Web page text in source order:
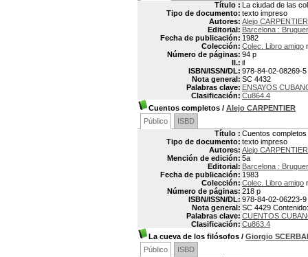
Título : La ciudad de las
Tipo de documento: texto impreso
Autores: Alejo
Editorial: Barcelona :
Fecha de publicación: 1982
Colección: Colec. Libro amigo
Número de páginas: 94 p
Il.: il
ISBN/ISSN/DL: 978-84-02-08269-5
Nota general: SC 4432
Palabras clave: ENSAYOS
Clasificación: Cu864.4
Cuentos completos / Alejo CARPENTIER
Público
ISBD
Título : Cuentos completos
Tipo de documento: texto impreso
Autores: Alejo
Mención de edición: 5a
Editorial: Barcelona :
Fecha de publicación: 1983
Colección: Colec. Libro amigo
Número de páginas: 218 p
ISBN/ISSN/DL: 978-84-02-06223-9
Nota general: SC 4429
Palabras clave: CUENTOS
Clasificación: Cu863.4
La cueva de los filósofos / Giorgio
Público
ISBD